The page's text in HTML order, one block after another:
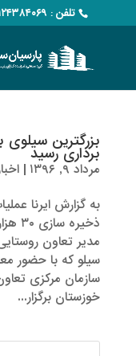
تلفن : ۰۹۱۲۴۳۸۴۰۶۹ (مهندس علیزاده)
بزرگترین سیلوی
برداری رسید
مرداد ۹, ۱۳۹۶ |
به گزارش ایرنا
مدیر تعاون
سیلو که با حضور
سازمان مرکزی
خوزستان برگزار...